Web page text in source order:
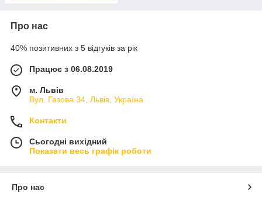
Про нас
40% позитивних з 5 відгуків за рік
Працює з 06.08.2019
м. Львів
Вул. Газова 34, Львів, Україна
Контакти
Сьогодні вихідний
Показати весь графік роботи
Про нас